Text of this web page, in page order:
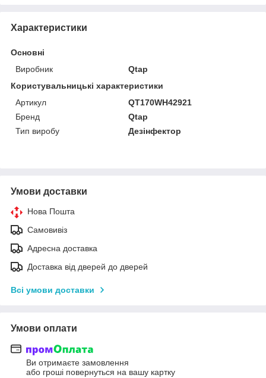
Характеристики
Основні
Виробник
Qtap
Користувальницькі характеристики
Артикул
QT170WH42921
Бренд
Qtap
Тип виробу
Дезінфектор
Умови доставки
Нова Пошта
Самовивіз
Адресна доставка
Доставка від дверей до дверей
Всі умови доставки
Умови оплати
Ви отримаєте замовлення
або гроші повернуться на вашу картку